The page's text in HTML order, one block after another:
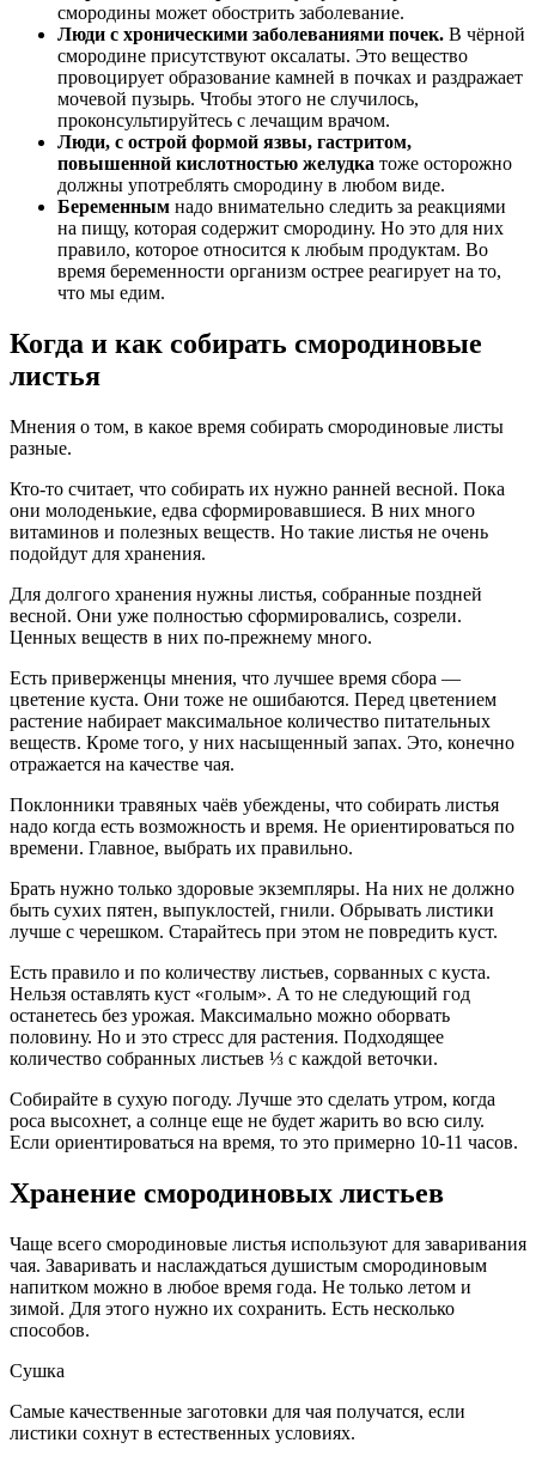
смородины может обострить заболевание.
Люди с хроническими заболеваниями почек. В чёрной
смородине присутствуют оксалаты. Это вещество
провоцирует образование камней в почках и раздражает
мочевой пузырь. Чтобы этого не случилось,
проконсультируйтесь с лечащим врачом.
Люди, с острой формой язвы, гастритом,
повышенной кислотностью желудка тоже осторожно
должны употреблять смородину в любом виде.
Беременным надо внимательно следить за реакциями
на пищу, которая содержит смородину. Но это для них
правило, которое относится к любым продуктам. Во
время беременности организм острее реагирует на то,
что мы едим.
Когда и как собирать смородиновые
листья
Мнения о том, в какое время собирать смородиновые листы
разные.
Кто-то считает, что собирать их нужно ранней весной. Пока
они молоденькие, едва сформировавшиеся. В них много
витаминов и полезных веществ. Но такие листья не очень
подойдут для хранения.
Для долгого хранения нужны листья, собранные поздней
весной. Они уже полностью сформировались, созрели.
Ценных веществ в них по-прежнему много.
Есть приверженцы мнения, что лучшее время сбора —
цветение куста. Они тоже не ошибаются. Перед цветением
растение набирает максимальное количество питательных
веществ. Кроме того, у них насыщенный запах. Это, конечно
отражается на качестве чая.
Поклонники травяных чаёв убеждены, что собирать листья
надо когда есть возможность и время. Не ориентироваться по
времени. Главное, выбрать их правильно.
Брать нужно только здоровые экземпляры. На них не должно
быть сухих пятен, выпуклостей, гнили. Обрывать листики
лучше с черешком. Старайтесь при этом не повредить куст.
Есть правило и по количеству листьев, сорванных с куста.
Нельзя оставлять куст «голым». А то не следующий год
останетесь без урожая. Максимально можно оборвать
половину. Но и это стресс для растения. Подходящее
количество собранных листьев ⅓ с каждой веточки.
Собирайте в сухую погоду. Лучше это сделать утром, когда
роса высохнет, а солнце еще не будет жарить во всю силу.
Если ориентироваться на время, то это примерно 10-11 часов.
Хранение смородиновых листьев
Чаще всего смородиновые листья используют для заваривания
чая. Заваривать и наслаждаться душистым смородиновым
напитком можно в любое время года. Не только летом и
зимой. Для этого нужно их сохранить. Есть несколько
способов.
Сушка
Самые качественные заготовки для чая получатся, если
листики сохнут в естественных условиях.